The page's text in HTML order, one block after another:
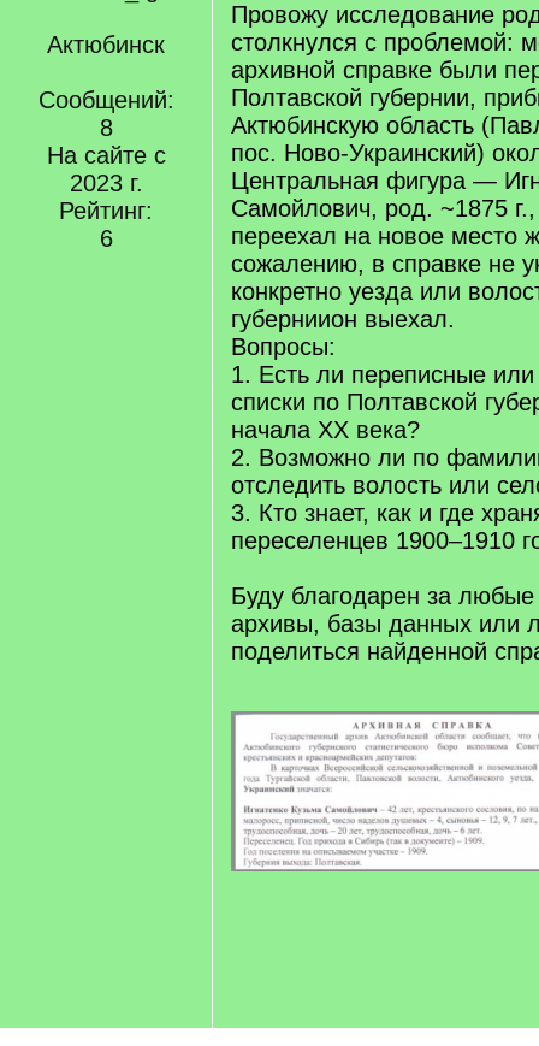
Актюбинск
Сообщений:
8
На сайте с
2023 г.
Рейтинг:
6
Провожу исследование
столкнулся с проблемой:
архивной справке были
Полтавской губернии,
Актюбинскую область
пос. Ново-Украинский)
Центральная фигура —
Самойлович, род. ~1875
переехал на новое место
сожалению, в справке не
конкретно уезда или
губерниион выехал.
Вопросы:
1. Есть ли переписные или
списки по Полтавской
начала XX века?
2. Возможно ли по
отследить волость или
3. Кто знает, как и где
переселенцев 1900–1910
Буду благодарен за
архивы, базы данных или
поделиться найденной